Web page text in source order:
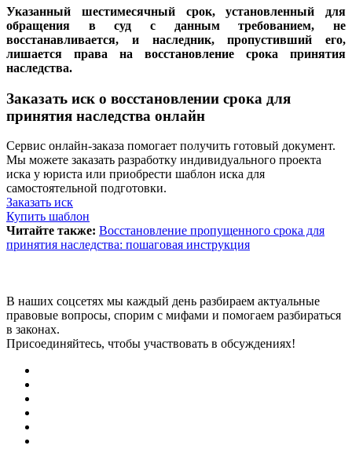
Указанный шестимесячный срок, установленный для
обращения в суд с данным требованием, не
восстанавливается, и наследник, пропустивший его,
лишается права на восстановление срока принятия
наследства.
Заказать иск о восстановлении срока для
принятия наследства онлайн
Сервис онлайн-заказа помогает получить готовый документ.
Мы можете заказать разработку индивидуального проекта
иска у юриста или приобрести шаблон иска для
самостоятельной подготовки.
Заказать иск
Купить шаблон
Читайте также: Восстановление пропущенного срока для
принятия наследства: пошаговая инструкция
В наших соцсетях мы каждый день разбираем актуальные
правовые вопросы, спорим с мифами и помогаем разбираться
в законах.
Присоединяйтесь, чтобы участвовать в обсуждениях!